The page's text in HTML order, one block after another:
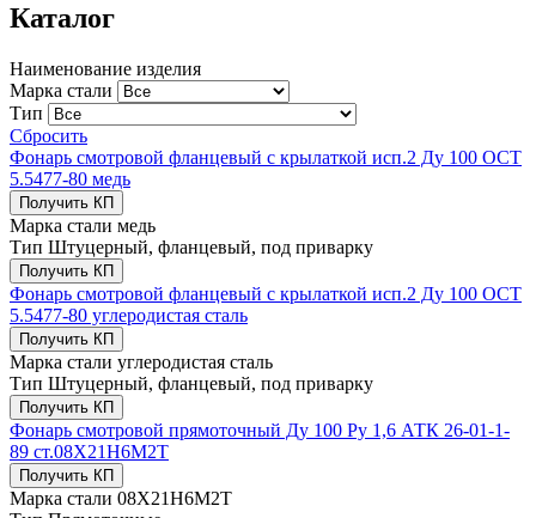
Каталог
Наименование изделия
Марка стали
Тип
Сбросить
Фонарь смотровой фланцевый с крылаткой исп.2 Ду 100 ОСТ
5.5477-80 медь
Получить КП
Марка стали медь
Тип Штуцерный, фланцевый, под приварку
Получить КП
Фонарь смотровой фланцевый с крылаткой исп.2 Ду 100 ОСТ
5.5477-80 углеродистая сталь
Получить КП
Марка стали углеродистая сталь
Тип Штуцерный, фланцевый, под приварку
Получить КП
Фонарь смотровой прямоточный Ду 100 Ру 1,6 АТК 26-01-1-
89 ст.08Х21Н6М2Т
Получить КП
Марка стали 08Х21Н6М2Т